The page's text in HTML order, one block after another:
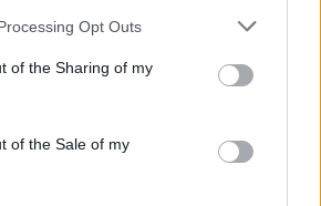
Opt Outs
of the Sharing of my
of the Sale of my
ser fram emot en lugnare sommar än